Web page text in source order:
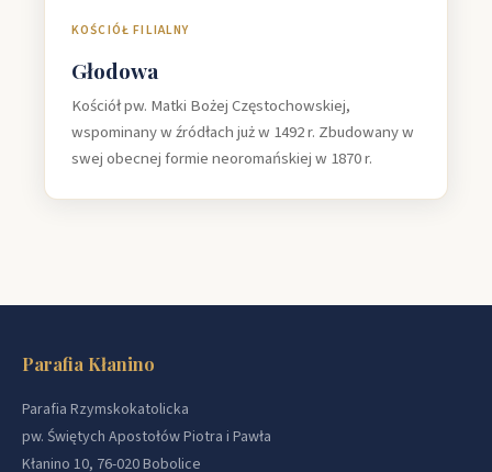
KOŚCIÓŁ FILIALNY
Głodowa
Kościół pw. Matki Bożej Częstochowskiej,
wspominany w źródłach już w 1492 r. Zbudowany w
swej obecnej formie neoromańskiej w 1870 r.
Parafia Kłanino
Parafia Rzymskokatolicka
pw. Świętych Apostołów Piotra i Pawła
Kłanino 10, 76-020 Bobolice